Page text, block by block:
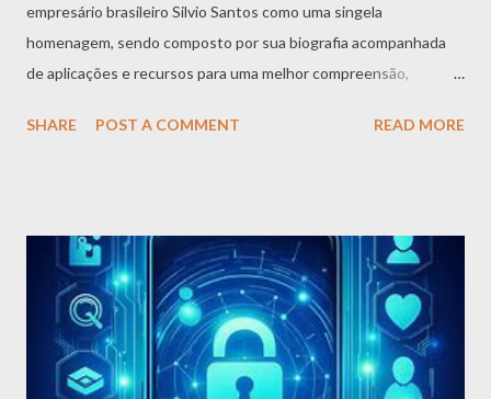
empresário brasileiro Silvio Santos como uma singela
homenagem, sendo composto por sua biografia acompanhada
de aplicações e recursos para uma melhor compreensão,
composta por diversos aplicativos menores com as mais variadas
Jequiti e Tele Sena; - Possibilidade de assistir ao vivo o seu canal
de televisão sbt; - Além de alguns jogos clássicos interativos,
tais como: Jogo da Velha, Jogo da Memória, Jogo da Cobrinha,
Encontre o Ás, Jogo dos Quinze, Gire a Garrafa, Dados para
Jogos,... Atenção: - Não há anúncios no aplicativo; - Este
SHARE POST A COMMENT READ MORE